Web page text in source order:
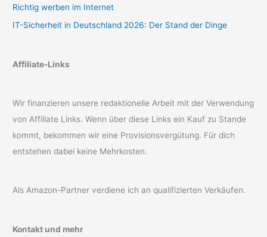
Richtig werben im Internet
IT-Sicherheit in Deutschland 2026: Der Stand der Dinge
Affiliate-Links
Wir finanzieren unsere redaktionelle Arbeit mit der Verwendung
von Affiliate Links. Wenn über diese Links ein Kauf zu Stande
kommt, bekommen wir eine Provisionsvergütung. Für dich
entstehen dabei keine Mehrkosten.
Als Amazon-Partner verdiene ich an qualifizierten Verkäufen.
Kontakt und mehr